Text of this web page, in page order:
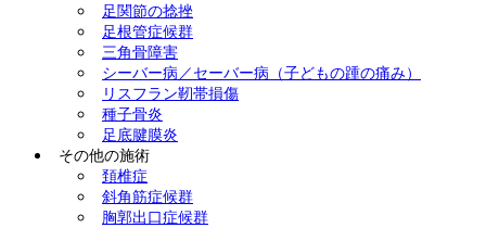
足関節の捻挫
足根管症候群
三角骨障害
シーバー病／セーバー病（子どもの踵の痛み）
リスフラン靭帯損傷
種子骨炎
足底腱膜炎
その他の施術
頚椎症
斜角筋症候群
胸郭出口症候群